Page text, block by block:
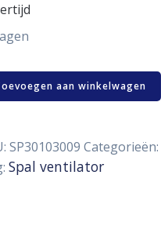
aan winkelwagen
SP30103009 Categorieën:
Spal ventilator